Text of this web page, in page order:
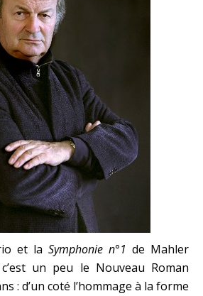
et la Symphonie n°1 de Mahler
un peu le Nouveau Roman
: d’un coté l’hommage à la forme